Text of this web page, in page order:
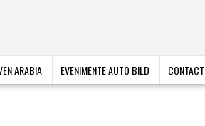
ARABIA EVENIMENTE AUTO BILD CONTACT